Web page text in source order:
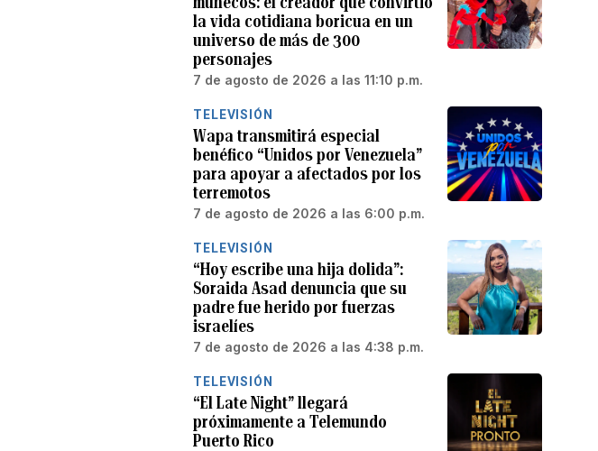
la vida cotidiana boricua en un
universo de más de 300
personajes
7 de agosto de 2026 a las 11:10 p.m.
TELEVISIÓN
Wapa transmitirá especial
benéfico “Unidos por Venezuela”
para apoyar a afectados por los
terremotos
7 de agosto de 2026 a las 6:00 p.m.
TELEVISIÓN
“Hoy escribe una hija dolida”:
Soraida Asad denuncia que su
padre fue herido por fuerzas
israelíes
7 de agosto de 2026 a las 4:38 p.m.
TELEVISIÓN
“El Late Night” llegará
próximamente a Telemundo
Puerto Rico